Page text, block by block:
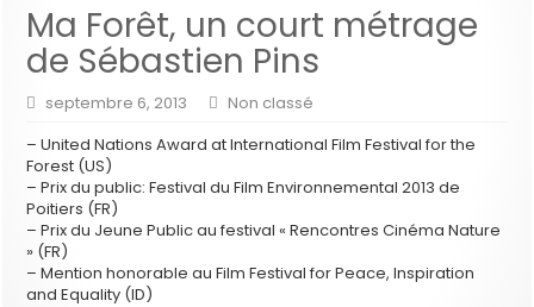
Ma Forêt, un court métrage
de Sébastien Pins
septembre 6, 2013
Non classé
– United Nations Award at International Film Festival for the
Forest (US)
– Prix du public: Festival du Film Environnemental 2013 de
Poitiers (FR)
– Prix du Jeune Public au festival « Rencontres Cinéma Nature
» (FR)
– Mention honorable au Film Festival for Peace, Inspiration
and Equality (ID)